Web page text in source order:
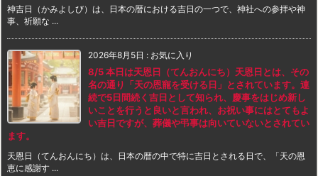
神吉日（かみよしび）は、日本の暦における吉日の一つで、神社への参拝や神
事、祈願な ...
2026年8月5日 : お気に入り
8/5 本日は天恩日（てんおんにち）天恩日とは、その
名の通り「天の恩寵を受ける日」とされています。連
続で5日間続く吉日として知られ、慶事をはじめ新し
いことを行うと良いと言われ、お祝い事にはとてもよ
い吉日ですが、葬儀や弔事は向いていないとされてい
ます。
天恩日（てんおんにち）は、日本の暦の中で特に吉日とされる日で、「天の恩
恵に感謝す ...